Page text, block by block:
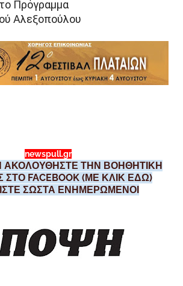
Πρόγραμμα
Αλεξοπούλου
newspull.gr
ΑΚΟΛΟΥΘΗΣΤΕ ΤΗΝ ΒΟΗΘΗΤΙΚΗ
ΣΤΟ FACEBOOK (ΜΕ ΚΛΙΚ ΕΔΩ)
ΣΩΣΤΑ ΕΝΗΜΕΡΩΜΕΝΟΙ